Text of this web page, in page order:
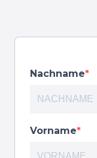
Nachname
Vorname